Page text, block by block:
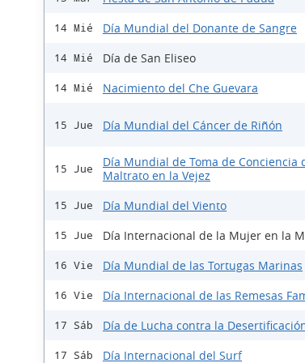
14 Mié Día Mundial del Donante de Sangre
14 Mié Día de San Eliseo
14 Mié Nacimiento del Che Guevara
15 Jue Día Mundial del Cáncer de Riñón
15 Jue
Día Mundial de Toma de Conciencia
Maltrato en la Vejez
15 Jue Día Mundial del Viento
15 Jue Día Internacional de la Mujer en la
16 Vie Día Mundial de las Tortugas Marinas
16 Vie Día Internacional de las Remesas
17 Sáb Día de Lucha contra la
17 Sáb Día Internacional del Surf